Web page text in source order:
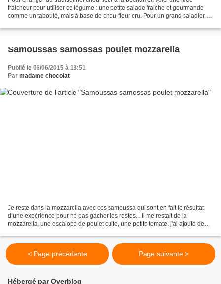
fraicheur pour utiliser ce légume : une petite salade fraiche et gourmande
comme un taboulé, mais à base de chou-fleur cru. Pour un grand saladier de
Samoussas samossas poulet mozzarella
Publié le 06/06/2015 à 18:51
Par madame chocolat
Je reste dans la mozzarella avec ces samoussa qui sont en fait le résultat
d’une expérience pour ne pas gacher les restes... Il me restait de la
mozzarella, une escalope de poulet cuite, une petite tomate, j'ai ajouté deux
< Page précédente Page suivante >
Hébergé par Overblog